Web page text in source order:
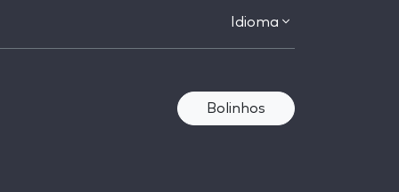
Idioma
Bolinhos